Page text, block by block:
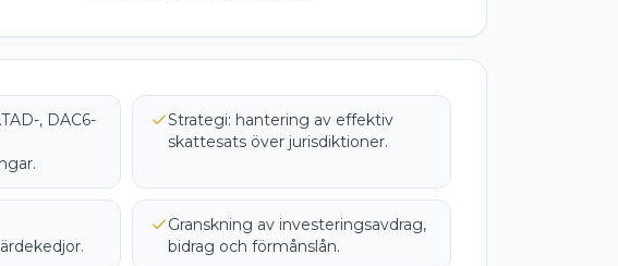
, DAC6-
Strategi: hantering av effektiv
skattesats över jurisdiktioner.
Granskning av investeringsavdrag,
bidrag och förmånslån.